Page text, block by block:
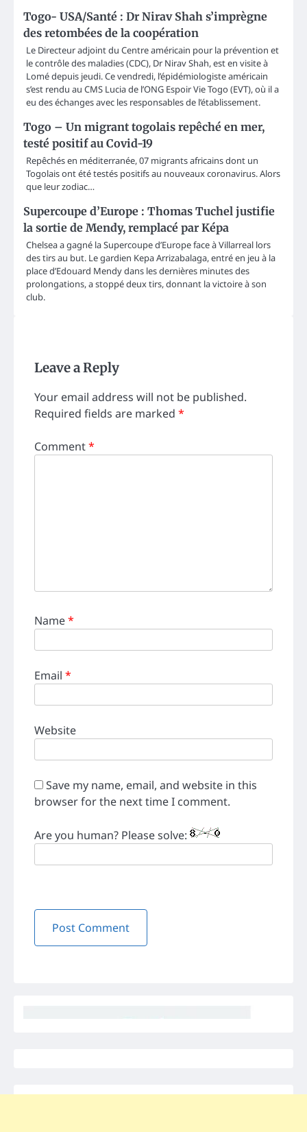
Togo- USA/Santé : Dr Nirav Shah s’imprègne
des retombées de la coopération
Le Directeur adjoint du Centre américain pour la prévention et
le contrôle des maladies (CDC), Dr Nirav Shah, est en visite à
Lomé depuis jeudi. Ce vendredi, l’épidémiologiste américain
s’est rendu au CMS Lucia de l’ONG Espoir Vie Togo (EVT), où il a
eu des échanges avec les responsables de l’établissement.
Togo – Un migrant togolais repêché en mer,
testé positif au Covid-19
Repêchés en méditerranée, 07 migrants africains dont un
Togolais ont été testés positifs au nouveaux coronavirus. Alors
que leur zodiac…
Supercoupe d’Europe : Thomas Tuchel justifie
la sortie de Mendy, remplacé par Képa
Chelsea a gagné la Supercoupe d’Europe face à Villarreal lors
des tirs au but. Le gardien Kepa Arrizabalaga, entré en jeu à la
place d’Edouard Mendy dans les dernières minutes des
prolongations, a stoppé deux tirs, donnant la victoire à son
club.
Leave a Reply
Your email address will not be published.
Required fields are marked *
Comment*
Name*
Email *
Website
Save my name, email, and website in this
browser for the next time I comment.
Are you human? Please solve: